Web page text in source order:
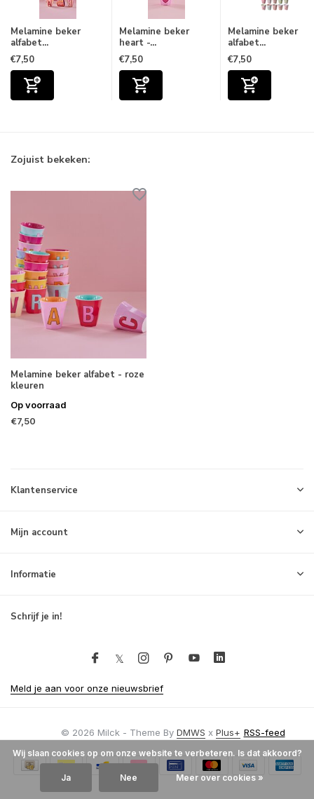
Melamine beker
alfabet...
€7,50
Melamine beker
heart -...
€7,50
Melamine beker
alfabet...
€7,50
Zojuist bekeken:
Melamine beker alfabet - roze
kleuren
Op voorraad
€7,50
Klantenservice
Mijn account
Informatie
Schrijf je in!
Meld je aan voor onze nieuwsbrief
© 2026 Milck - Theme By DMWS x Plus+ RSS-feed
Wij slaan cookies op om onze website te verbeteren. Is dat akkoord?
Ja Nee Meer over cookies »